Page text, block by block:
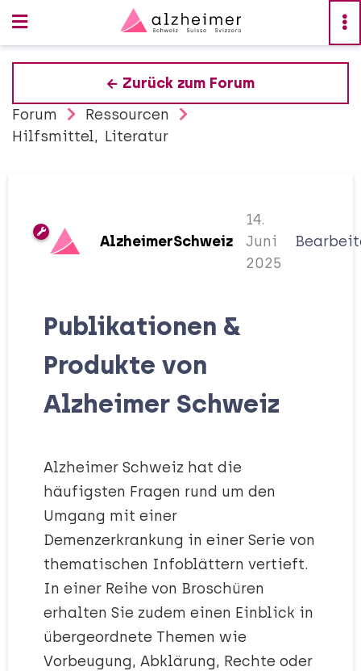
Zurück zum Forum
Forum
Ressourcen
Hilfsmittel
Literatur
AlzheimerSchweiz
14.
Juni
2025
Publikationen &
Produkte von
Alzheimer Schweiz
Alzheimer Schweiz hat die
häufigsten Fragen rund um den
Umgang mit einer
Demenzerkrankung in einer Serie von
thematischen Infoblättern vertieft.
In einer Reihe von Broschüren
erhalten Sie zudem einen Einblick in
übergeordnete Themen wie
Vorbeugung, Abklärung, Rechte oder